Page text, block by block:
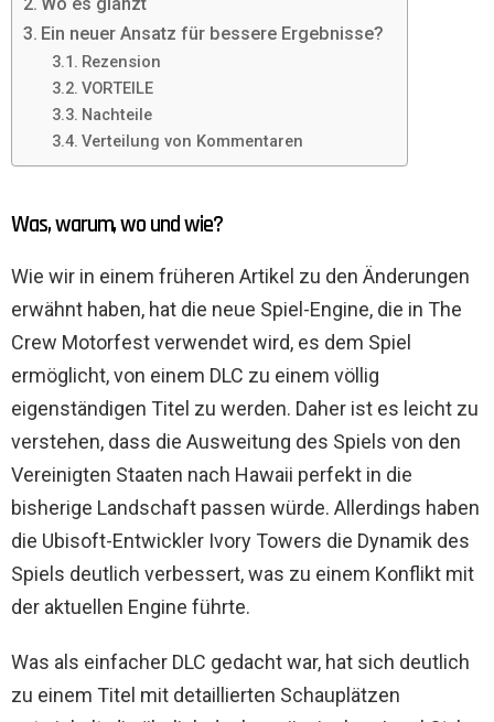
Ein neuer Ansatz für bessere Ergebnisse?
Rezension
VORTEILE
Nachteile
Verteilung von Kommentaren
Was, warum, wo und wie?
Wie wir in einem früheren Artikel zu den Änderungen
erwähnt haben, hat die neue Spiel-Engine, die in The
Crew Motorfest verwendet wird, es dem Spiel
ermöglicht, von einem DLC zu einem völlig
eigenständigen Titel zu werden. Daher ist es leicht zu
verstehen, dass die Ausweitung des Spiels von den
Vereinigten Staaten nach Hawaii perfekt in die
bisherige Landschaft passen würde. Allerdings haben
die Ubisoft-Entwickler Ivory Towers die Dynamik des
Spiels deutlich verbessert, was zu einem Konflikt mit
der aktuellen Engine führte.
Was als einfacher DLC gedacht war, hat sich deutlich
zu einem Titel mit detaillierten Schauplätzen